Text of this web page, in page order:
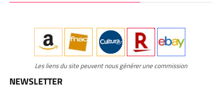
Les liens du site peuvent nous générer une commission
NEWSLETTER